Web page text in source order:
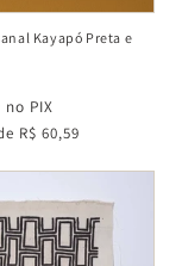
Kayapó Preta e
no PIX
R$ 60,59